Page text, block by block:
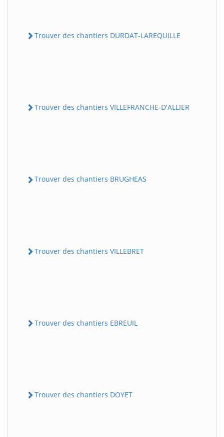
Trouver des chantiers DURDAT-LAREQUILLE
Trouver des chantiers VILLEFRANCHE-D'ALLIER
Trouver des chantiers BRUGHEAS
Trouver des chantiers VILLEBRET
Trouver des chantiers EBREUIL
Trouver des chantiers DOYET